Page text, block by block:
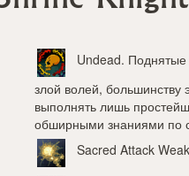
Undead.
злой волей, большинству
выполнять лишь
обширными знаниями по
Sacred Attack